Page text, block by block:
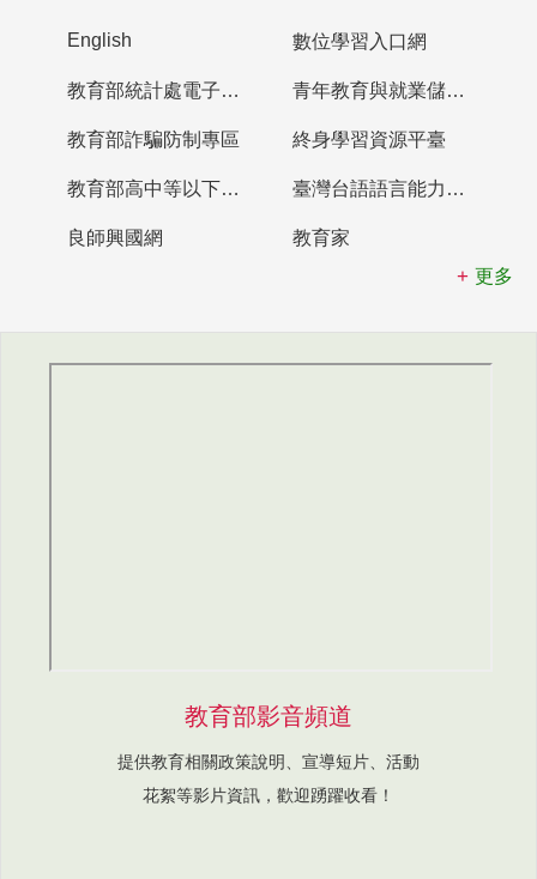
English 數位學習入口網
教育部統計處電子書櫃 青年教育與就業儲蓄帳戶
教育部詐騙防制專區 終身學習資源平臺
教育部高中等以下學校及幼兒園教師資格檢定考試 臺灣台語語言能力認證網站
良師興國網
教育家
更多
教育部影音頻道
提供教育相關政策說明、宣導短片、活動
花絮等影片資訊，歡迎踴躍收看！